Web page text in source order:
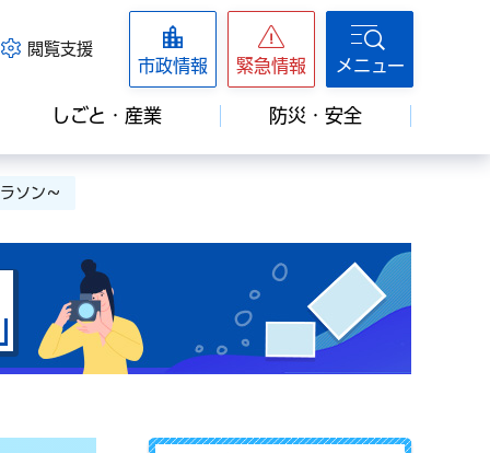
閲覧支援
市政情報 緊急情報 メニュー
しごと・産業 防災・安全
ソン～
まちかどphotoニュース